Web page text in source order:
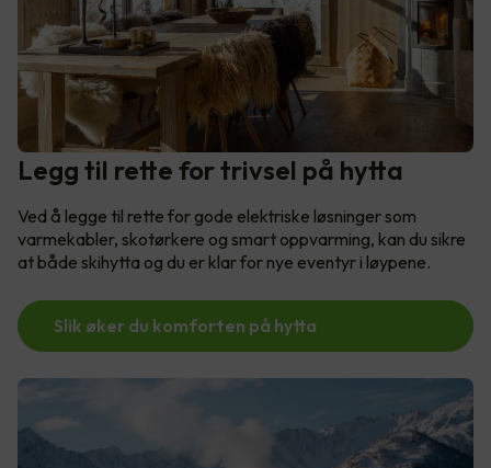
Legg til rette for trivsel på hytta
Ved å legge til rette for gode elektriske løsninger som
varmekabler, skotørkere og smart oppvarming, kan du sikre
at både skihytta og du er klar for nye eventyr i løypene.
Slik øker du komforten på hytta